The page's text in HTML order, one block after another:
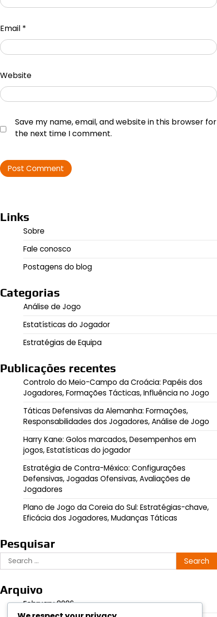
Email *
Website
Save my name, email, and website in this browser for
the next time I comment.
Links
Sobre
Fale conosco
Postagens do blog
Categorias
Análise de Jogo
Estatísticas do Jogador
Estratégias de Equipa
Publicações recentes
Controlo do Meio-Campo da Croácia: Papéis dos
Jogadores, Formações Tácticas, Influência no Jogo
Táticas Defensivas da Alemanha: Formações,
Responsabilidades dos Jogadores, Análise de Jogo
Harry Kane: Golos marcados, Desempenhos em
jogos, Estatísticas do jogador
Estratégia de Contra-México: Configurações
Defensivas, Jogadas Ofensivas, Avaliações de
Jogadores
Plano de Jogo da Coreia do Sul: Estratégias-chave,
Eficácia dos Jogadores, Mudanças Táticas
Pesquisar
Search
for:
Arquivo
February 2026